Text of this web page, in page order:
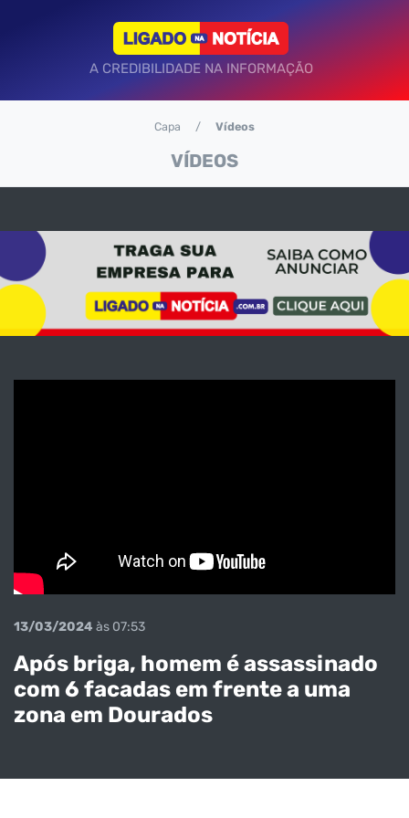
A CREDIBILIDADE NA INFORMAÇÃO
VÍDEOS
Capa Vídeos
13/03/2024 às 07:53
Após briga, homem é assassinado
com 6 facadas em frente a uma
zona em Dourados
Após
adolescente é